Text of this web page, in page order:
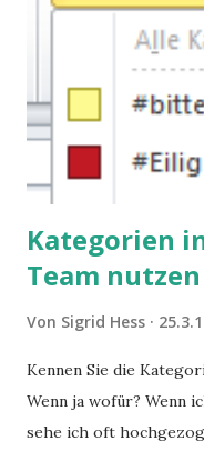
Kategorien
Team nutzen
Von Sigrid Hess
Kennen Sie die
Wenn ja wofür? Wenn
sehe ich oft